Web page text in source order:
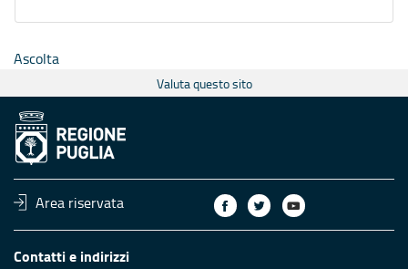
Ascolta
Valuta questo sito
Area riservata
Contatti e indirizzi